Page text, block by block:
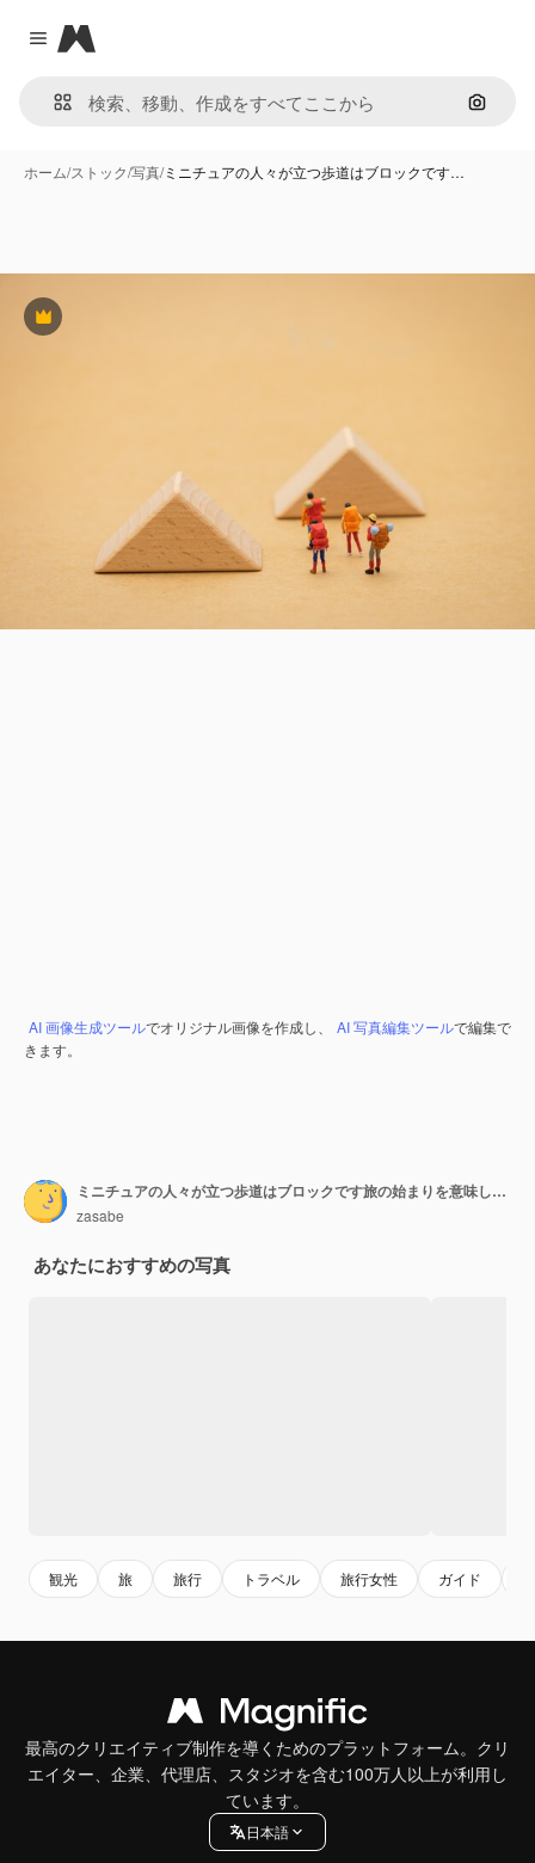
Close menu
Magnific
画像で
ホーム/ストック/写真/ミニチュアの人々が立つ歩道はブロックです…
Premium
AI 画像生成ツールでオリジナル画像を作成し、 AI 写真編集ツールで編集で
きます。
ミニチュアの人々が立つ歩道はブロックです旅の始まりを意味します
zasabe
あなたにおすすめの写真
観光 旅 旅行 トラベル 旅行女性 ガイド
最高のクリエイティブ制作を導くためのプラットフォーム。クリ
エイター、企業、代理店、スタジオを含む100万人以上が利用し
ています。
日本語